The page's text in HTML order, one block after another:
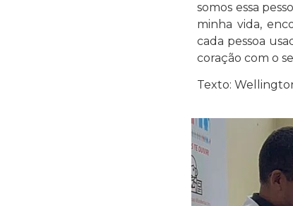
somos essa
minha vida,
cada pessoa
coração com o
Texto: